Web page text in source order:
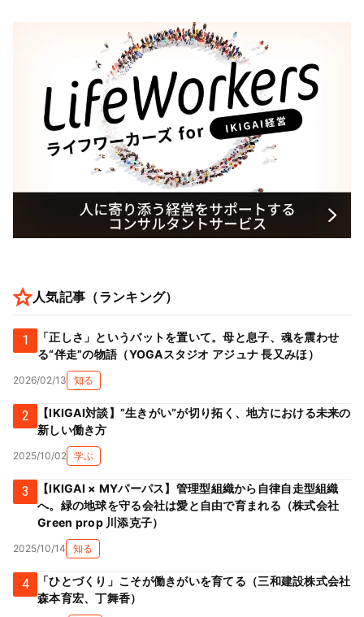
人気記事（ランキング）
1
「正しさ」というバットを置いて。母と息子、魂を震わせ
る“伴走”の物語（YOGAスタジオ アジュナ 長又みほ）
2026/02/13 知る
2
【IKIGAI対談】”生きがい”が切り拓く、地方における未来の
新しい働き方
2025/10/02 学ぶ
3
【IKIGAI × MYパーパス】管理型組織から自律自走型組織
へ。緑の地球を守る会社は愛と自由で育まれる（株式会社
Green prop 川添克子）
2025/10/14 知る
4
「ひとづくり」こそが働きがいを育てる（三和建設株式会社
森本育宏、丁舞香）